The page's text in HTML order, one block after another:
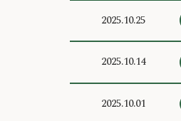
2025.10.25
2025.10.14
2025.10.01